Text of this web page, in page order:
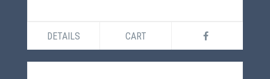
DETAILS CART